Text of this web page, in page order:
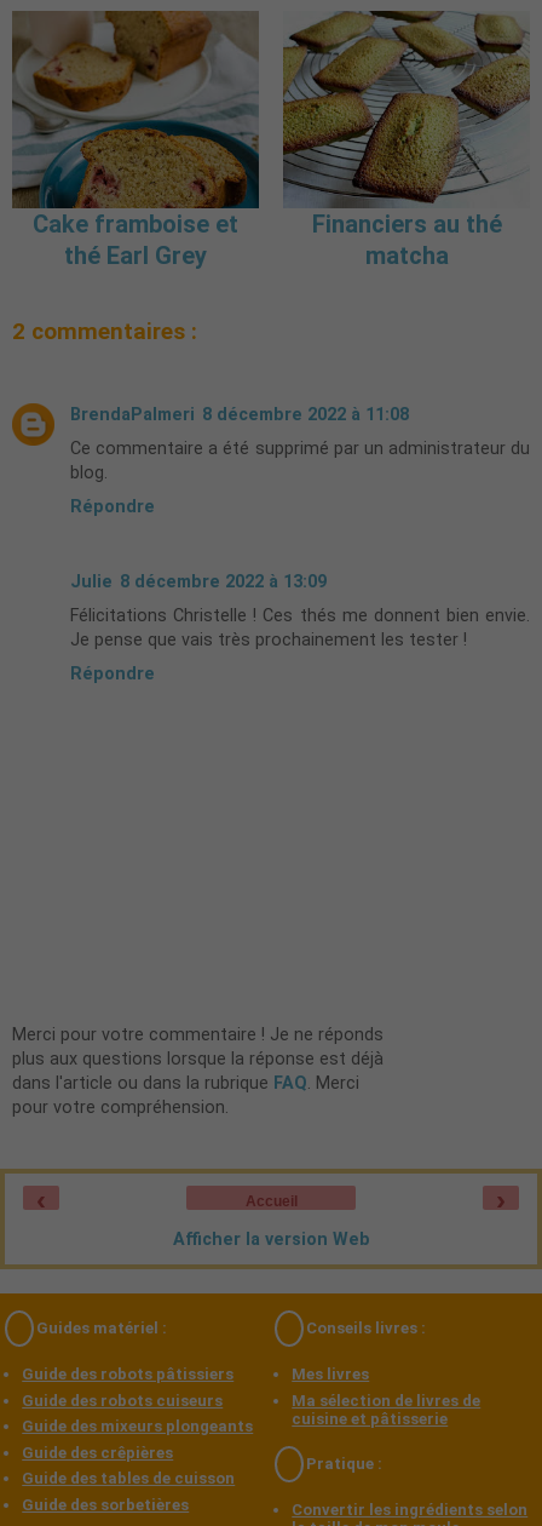
Cake framboise et
thé Earl Grey
Financiers au thé
matcha
2 commentaires :
BrendaPalmeri 8 décembre 2022 à 11:08
Ce commentaire a été supprimé par un administrateur du
blog.
Répondre
Julie 8 décembre 2022 à 13:09
Félicitations Christelle ! Ces thés me donnent bien envie.
Je pense que vais très prochainement les tester !
Répondre
Merci pour votre commentaire ! Je ne réponds
plus aux questions lorsque la réponse est déjà
dans l'article ou dans la rubrique FAQ. Merci
pour votre compréhension.
‹ ›
Accueil
Afficher la version Web
Guides matériel :
Guide des robots pâtissiers
Guide des robots cuiseurs
Guide des mixeurs plongeants
Guide des crêpières
Guide des tables de cuisson
Guide des sorbetières
Conseils livres :
Mes livres
Ma sélection de livres de
cuisine et pâtisserie
Pratique :
Convertir les ingrédients selon